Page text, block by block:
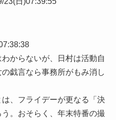
からないが、日村は活動自
戯言なら事務所がもみ消し
、フライデーが更なる「決
。おそらく、年末特番の撮